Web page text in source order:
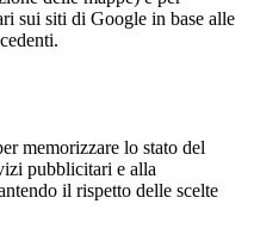
sui siti di Google in base alle
memorizzare lo stato del
pubblicitari e alla
il rispetto delle scelte